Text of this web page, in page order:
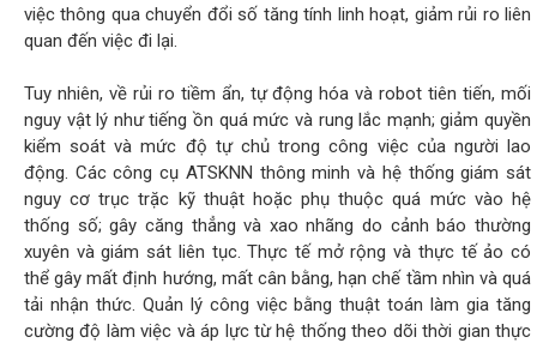
việc thông qua chuyển đổi số tăng tính linh hoạt, giảm rủi ro liên
quan đến việc đi lại.
Tuy nhiên, về rủi ro tiềm ẩn, tự động hóa và robot tiên tiến, mối
nguy vật lý như tiếng ồn quá mức và rung lắc mạnh; giảm quyền
kiểm soát và mức độ tự chủ trong công việc của người lao
động. Các công cụ ATSKNN thông minh và hệ thống giám sát
nguy cơ trục trặc kỹ thuật hoặc phụ thuộc quá mức vào hệ
thống số; gây căng thẳng và xao nhãng do cảnh báo thường
xuyên và giám sát liên tục. Thực tế mở rộng và thực tế ảo có
thể gây mất định hướng, mất cân bằng, hạn chế tầm nhìn và quá
tải nhận thức. Quản lý công việc bằng thuật toán làm gia tăng
cường độ làm việc và áp lực từ hệ thống theo dõi thời gian thực